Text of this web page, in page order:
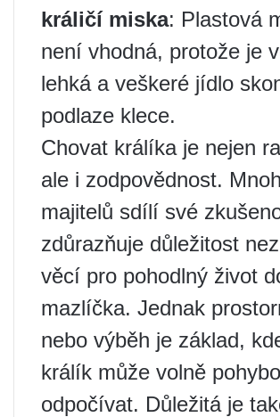
králičí miska: Plastová
není vhodná, protože je
lehká a veškeré jídlo
podlaze klece.
Chovat králíka je nejen
ale i zodpovědnost.
majitelů sdílí své
zdůrazňuje důležitost
věcí pro pohodlný život
mazlíčka. Jednak
nebo výběh je základ,
králík může volně
odpočívat. Důležitá je